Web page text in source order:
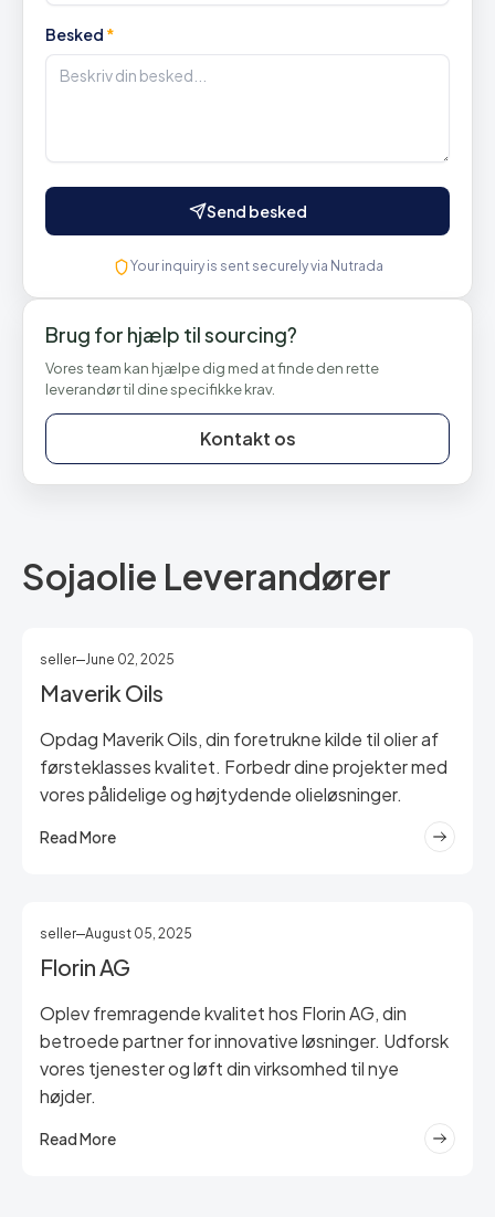
Besked *
Send besked
Your inquiry is sent securely via Nutrada
Brug for hjælp til sourcing?
Vores team kan hjælpe dig med at finde den rette
leverandør til dine specifikke krav.
Kontakt os
Sojaolie Leverandører
seller June 02, 2025
Maverik Oils
Opdag Maverik Oils, din foretrukne kilde til olier af
førsteklasses kvalitet. Forbedr dine projekter med
vores pålidelige og højtydende olieløsninger.
Read More
seller August 05, 2025
Florin AG
Oplev fremragende kvalitet hos Florin AG, din
betroede partner for innovative løsninger. Udforsk
vores tjenester og løft din virksomhed til nye
højder.
Read More